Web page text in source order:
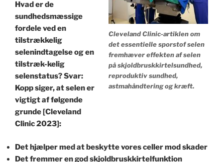
Cleveland Clinic-artiklen om
det essentielle sporstof selen
fremhæver effekten af ​​selen
på skjoldbruskkirtelsundhed,
reproduktiv sundhed,
astmahåndtering og kræft.
Hvad er de
sundhedsmæssige
fordele ved en
tilstrækkelig
selenindtagelse og en
tilstræk-kelig
selenstatus? Svar:
Kopp siger, at selen er
vigtigt af følgende
grunde [Cleveland
Clinic 2023]:
Det hjælper med at beskytte vores celler mod skader
Det fremmer en god skjoldbruskkirtelfunktion